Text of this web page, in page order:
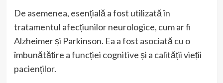
De asemenea, esențială a fost utilizată în
tratamentul afecțiunilor neurologice, cum ar fi
Alzheimer și Parkinson. Ea a fost asociată cu o
îmbunătățire a funcției cognitive și a calității vieții
pacienților.